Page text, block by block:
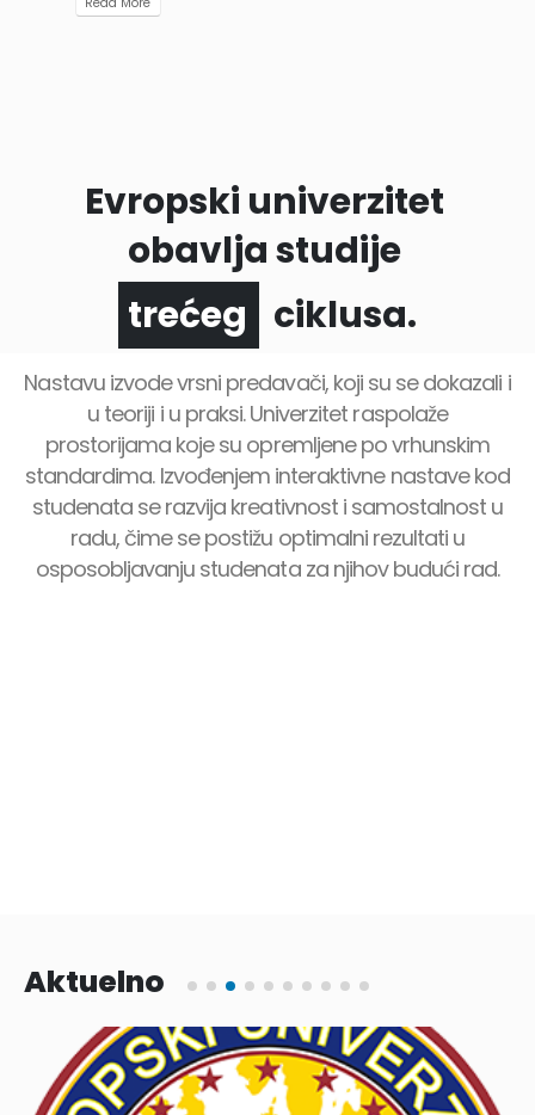
Evropski univerzitet
obavlja studije
prvog
trećeg
ciklusa.
Nastavu izvode vrsni predavači, koji su se dokazali i
u teoriji i u praksi. Univerzitet raspolaže
prostorijama koje su opremljene po vrhunskim
standardima. Izvođenjem interaktivne nastave kod
studenata se razvija kreativnost i samostalnost u
radu, čime se postižu optimalni rezultati u
osposobljavanju studenata za njihov budući rad.
Aktuelno